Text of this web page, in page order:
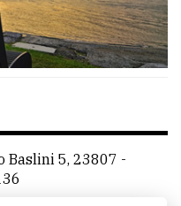
Baslini 5, 23807 -